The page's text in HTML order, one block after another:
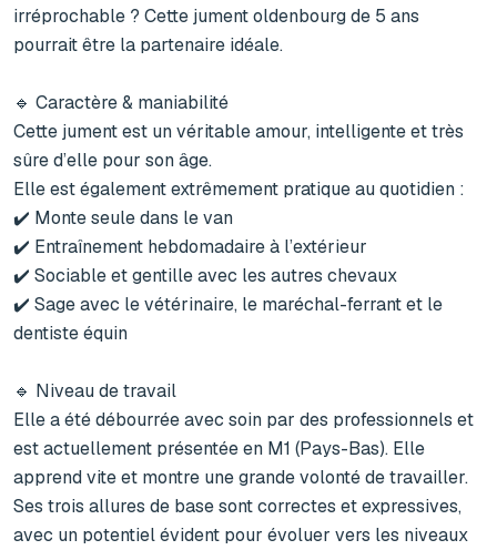
irréprochable ? Cette jument oldenbourg de 5 ans
pourrait être la partenaire idéale.
🔹 Caractère & maniabilité
Cette jument est un véritable amour, intelligente et très
sûre d’elle pour son âge.
Elle est également extrêmement pratique au quotidien :
✔️ Monte seule dans le van
✔️ Entraînement hebdomadaire à l’extérieur
✔️ Sociable et gentille avec les autres chevaux
✔️ Sage avec le vétérinaire, le maréchal-ferrant et le
dentiste équin
🔹 Niveau de travail
Elle a été débourrée avec soin par des professionnels et
est actuellement présentée en M1 (Pays-Bas). Elle
apprend vite et montre une grande volonté de travailler.
Ses trois allures de base sont correctes et expressives,
avec un potentiel évident pour évoluer vers les niveaux